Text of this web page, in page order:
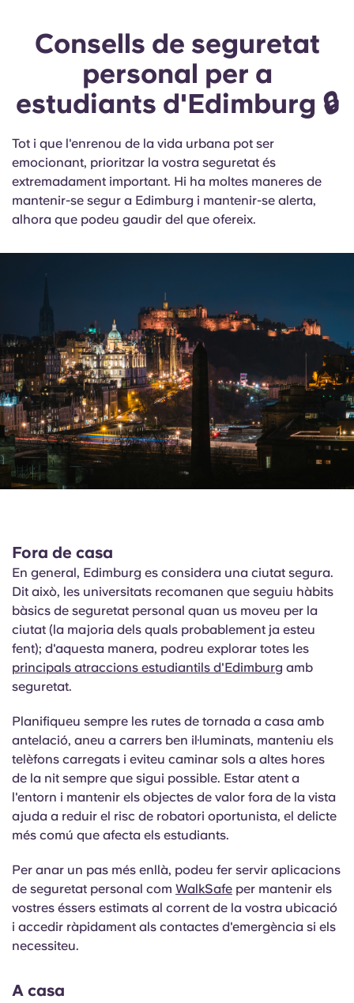
Consells de seguretat
personal per a
estudiants d'Edimburg 🔒
Tot i que l'enrenou de la vida urbana pot ser
emocionant, prioritzar la vostra seguretat és
extremadament important. Hi ha moltes maneres de
mantenir-se segur a Edimburg i mantenir-se alerta,
alhora que podeu gaudir del que ofereix.
Fora de casa
En general, Edimburg es considera una ciutat segura.
Dit això, les universitats recomanen que seguiu hàbits
bàsics de seguretat personal quan us moveu per la
ciutat (la majoria dels quals probablement ja esteu
fent); d'aquesta manera, podreu explorar totes les
principals atraccions estudiantils d'Edimburg amb
seguretat.
Planifiqueu sempre les rutes de tornada a casa amb
antelació, aneu a carrers ben il·luminats, manteniu els
telèfons carregats i eviteu caminar sols a altes hores
de la nit sempre que sigui possible. Estar atent a
l'entorn i mantenir els objectes de valor fora de la vista
ajuda a reduir el risc de robatori oportunista, el delicte
més comú que afecta els estudiants.
Per anar un pas més enllà, podeu fer servir aplicacions
de seguretat personal com WalkSafe per mantenir els
vostres éssers estimats al corrent de la vostra ubicació
i accedir ràpidament als contactes d'emergència si els
necessiteu.
A casa